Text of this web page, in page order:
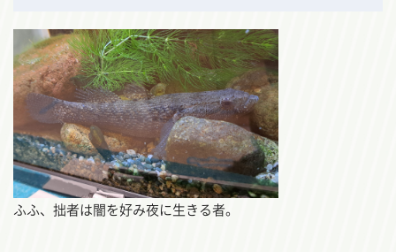
ふふ、拙者は闇を好み夜に生きる者。